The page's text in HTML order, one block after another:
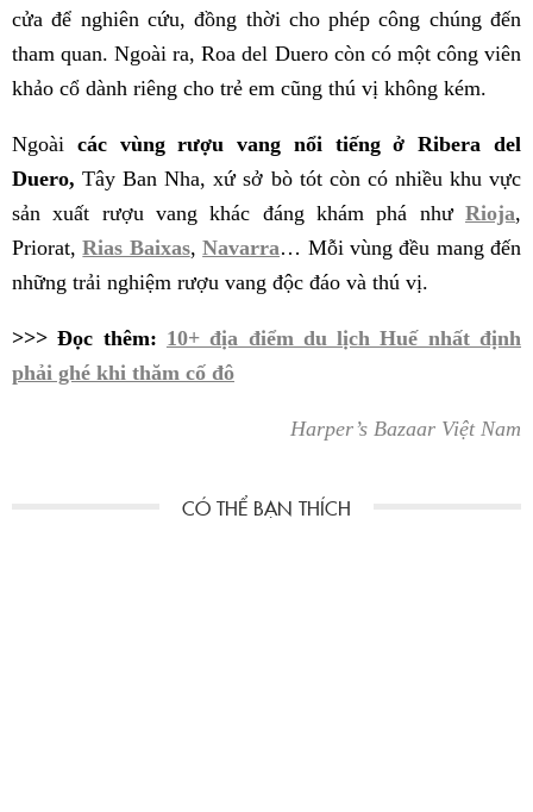
cửa để nghiên cứu, đồng thời cho phép công chúng đến
tham quan. Ngoài ra, Roa del Duero còn có một công viên
khảo cổ dành riêng cho trẻ em cũng thú vị không kém.
Ngoài các vùng rượu vang nổi tiếng ở Ribera del
Duero, Tây Ban Nha, xứ sở bò tót còn có nhiều khu vực
sản xuất rượu vang khác đáng khám phá như Rioja,
Priorat,Rias Baixas,Navarra… Mỗi vùng đều mang đến
những trải nghiệm rượu vang độc đáo và thú vị.
>>> Đọc thêm: 10+ địa điểm du lịch Huế nhất định
phải ghé khi thăm cố đô
Harper’s Bazaar Việt Nam